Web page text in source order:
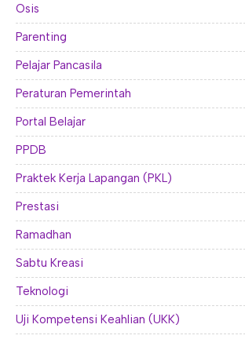
Osis
Parenting
Pelajar Pancasila
Peraturan Pemerintah
Portal Belajar
PPDB
Praktek Kerja Lapangan (PKL)
Prestasi
Ramadhan
Sabtu Kreasi
Teknologi
Uji Kompetensi Keahlian (UKK)